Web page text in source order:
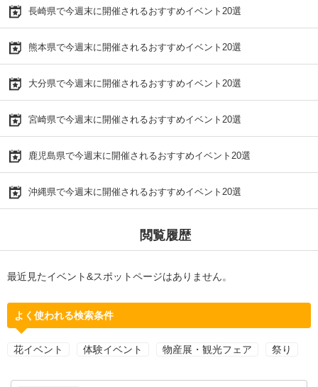
長崎県で今週末に開催されるおすすめイベント20選
熊本県で今週末に開催されるおすすめイベント20選
大分県で今週末に開催されるおすすめイベント20選
宮崎県で今週末に開催されるおすすめイベント20選
鹿児島県で今週末に開催されるおすすめイベント20選
沖縄県で今週末に開催されるおすすめイベント20選
閲覧履歴
最近見たイベント&スポットページはありません。
よく使われる検索条件
花イベント 体験イベント 物産展・観光フェア 祭り